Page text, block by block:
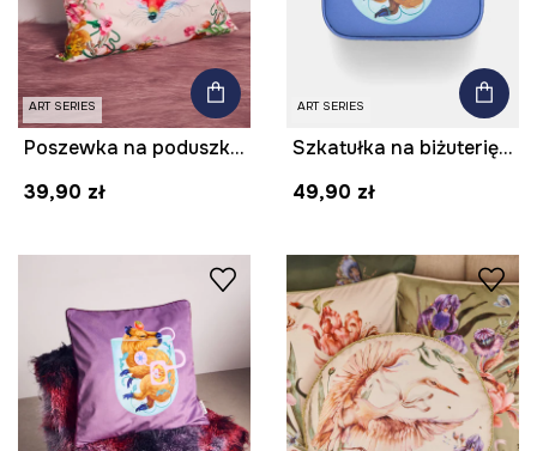
ART SERIES
Poszewka na poduszkę dekoracyjna z kolekcji Kit Mizeres x Medicine
39,90 zł
ART SERIES
Szkatułka na biżuterię z kolekcji Kit Mizeres x Medicine
49,90 zł